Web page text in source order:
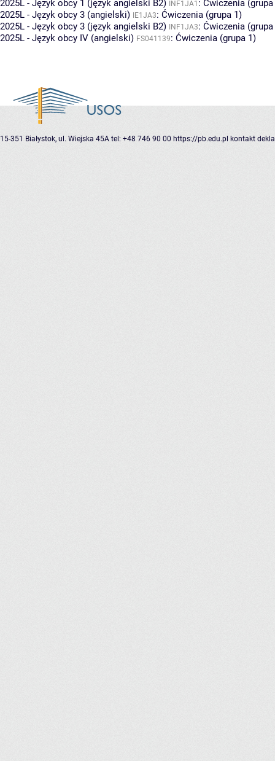
2025L - Język obcy 1 (język angielski B2) INF1JA1 : Ćwiczenia (grupa
2025L - Język obcy 3 (angielski) IE1JA3: Ćwiczenia (grupa 1)
2025L - Język obcy 3 (język angielski B2) INF1JA3: Ćwiczenia (grupa
2025L - Język obcy IV (angielski) FS041139: Ćwiczenia (grupa 1)
15-351 Białystok, ul. Wiejska 45A tel: +48 746 90 00 https://pb.edu.pl kontakt